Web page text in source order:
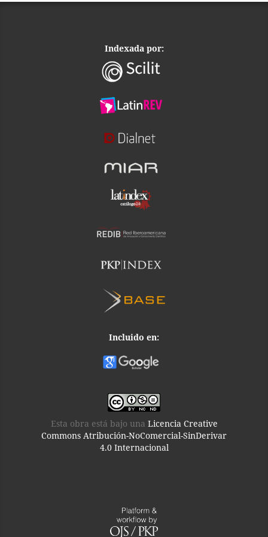
Indexada por:
Incluido en:
Esta obra está bajo una Licencia Creative
Commons Atribución-NoComercial-SinDerivar
4.0 Internacional